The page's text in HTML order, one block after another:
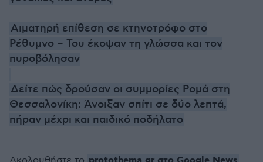
Αιματηρή επίθεση σε κτηνοτρόφο στο
Ρέθυμνο – Του έκοψαν τη γλώσσα και τον
πυροβόλησαν
Δείτε πώς δρούσαν οι συμμορίες Ρομά στη
Θεσσαλονίκη: Άνοιξαν σπίτι σε δύο λεπτά,
πήραν μέχρι και παιδικό ποδήλατο